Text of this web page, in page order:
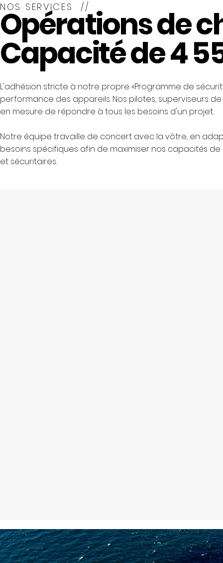
NOS SERVICES //
Opérations de
Capacité de 4
L'adhésion stricte à notre propre «Programme de
performance des appareils. Nos pilotes, superviseurs
en mesure de répondre à tous les besoins d'un projet.
Notre équipe travaille de concert avec la vôtre, en
besoins spécifiques afin de maximiser nos capacités
et sécuritaires.